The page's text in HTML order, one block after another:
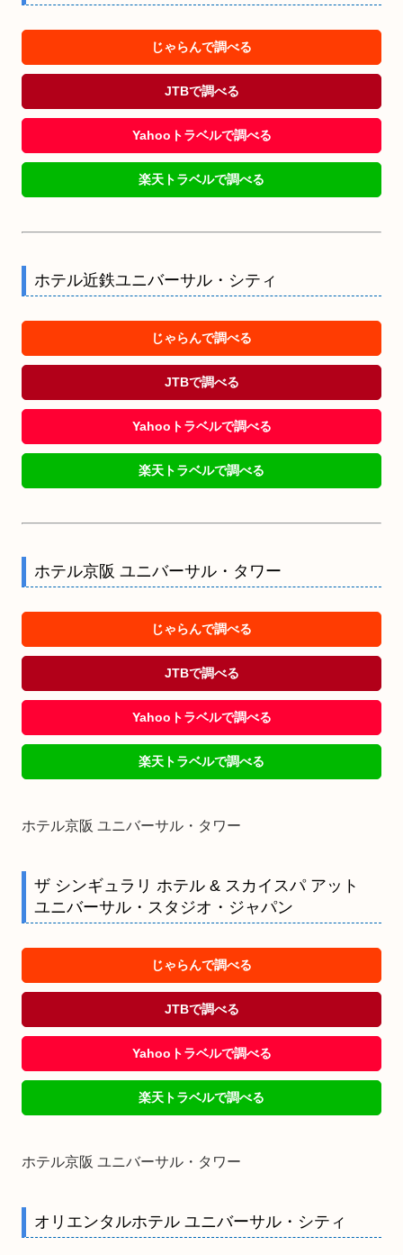
じゃらんで調べる
JTBで調べる
Yahooトラベルで調べる
楽天トラベルで調べる
ホテル近鉄ユニバーサル・シティ
じゃらんで調べる
JTBで調べる
Yahooトラベルで調べる
楽天トラベルで調べる
ホテル京阪 ユニバーサル・タワー
じゃらんで調べる
JTBで調べる
Yahooトラベルで調べる
楽天トラベルで調べる
ホテル京阪 ユニバーサル・タワー
ザ シンギュラリ ホテル & スカイスパ アット
ユニバーサル・スタジオ・ジャパン
じゃらんで調べる
JTBで調べる
Yahooトラベルで調べる
楽天トラベルで調べる
ホテル京阪 ユニバーサル・タワー
オリエンタルホテル ユニバーサル・シティ